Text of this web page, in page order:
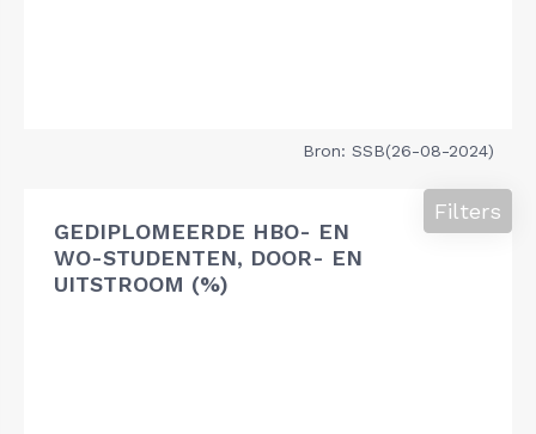
Bron: SSB(26-08-2024)
GEDIPLOMEERDE HBO- EN
WO-STUDENTEN, DOOR- EN
UITSTROOM (%)
Filters